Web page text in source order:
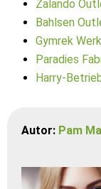
Zalando
Bahlsen
Gymrek
Paradies
Harry-
Autor: Pam